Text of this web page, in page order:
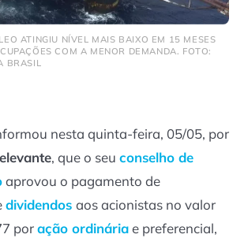
ATINGIU NÍVEL MAIS BAIXO EM 15 MESES
COM A MENOR DEMANDA. FOTO:
BRASIL
nesta quinta-feira, 05/05, por
, que o seu conselho de
aprovou o pagamento de
dividendos aos acionistas no valor
poração ordináriae preferencial,